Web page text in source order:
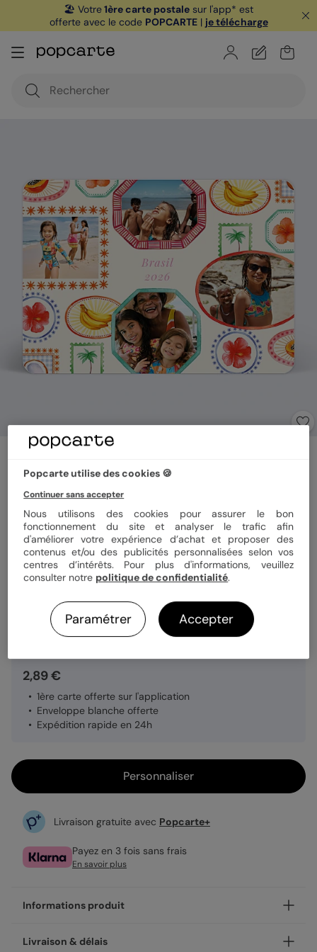
🏖️ Votre1ère carte postale sur l'app* est
offerte avec le code POPCARTE| je télécharge
Carnet d'été
Format 12x17 cm
Papier Papier Satiné pelliculé
Quantité 1 carte
2,89 €
1ère carte offerte sur l'application
Enveloppe blanche offerte
Expédition rapide en 24h
Personnaliser
Livraison gratuite avec Popcarte+
Payez en 3 fois sans frais
En savoir plus
Informations produit
Personnalisez votre carte postale Carnet d'été, disponible
Livraison & délais
Popcarte utilise des cookies 🍪
Continuer sans accepter
Nous utilisons des cookies pour assurer le bon
fonctionnement du site et analyser le trafic afin
d'améliorer votre expérience d’achat et proposer des
contenus et/ou des publicités personnalisées selon vos
centres d’intérêts. Pour plus d'informations, veuillez
consulter notre politique de confidentialité.
Paramétrer Accepter